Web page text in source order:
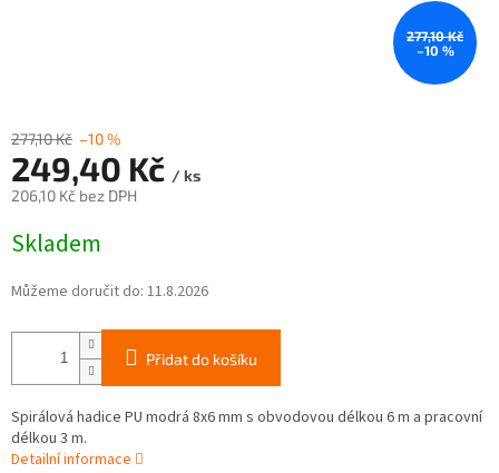
277,10 Kč
–10 %
277,10 Kč –10 %
249,40 Kč / ks
206,10 Kč bez DPH
cena:
Skladem
Můžeme doručit do: 11.8.2026
Přidat do košíku
Spirálová hadice PU modrá 8x6 mm s obvodovou délkou 6 m a pracovní
délkou 3 m.
Detailní informace